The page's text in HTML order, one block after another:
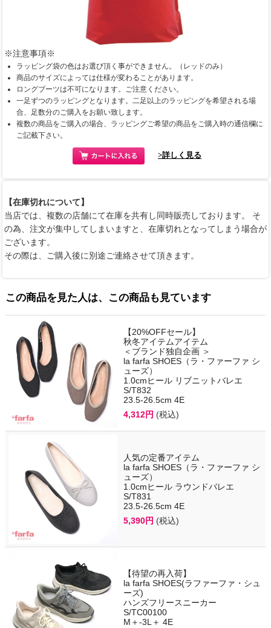
※注意事項※
ラッピング袋の色はお選び頂く事ができません。（レッドのみ）
商品のサイズによっては仕様が変わることがあります。
ロングブーツは不可になります。ご注意ください。
一足ずつのラッピングとなります。二足以上のラッピングを希望される場
合、足数分のご購入をお願い致します。
複数の商品をご購入の場合、ラッピングご希望の商品をご購入時の通信欄に
ご記載下さい。
>詳しく見る
【在庫切れについて】
当店では、複数の店舗にて在庫を共有し同時販売しております。 そ
の為、注文が集中してしまいますと、在庫切れとなってしまう場合が
ございます。
その際は、ご購入後に別途ご連絡させて頂きます。
この商品を見た人は、この商品も見ています
【20%OFFセール】
秋冬アイテムアイテム
＜ブランド独自企画 ＞
la farfa SHOES（ラ・ファーファ シ
ューズ）
1.0cmヒール リブニットバレエ
S/T832
23.5-26.5cm 4E
4,312円 (税込)
人気の定番アイテム
la farfa SHOES（ラ・ファーファ シ
ューズ）
1.0cmヒール ラウンドバレエ
S/T831
23.5-26.5cm 4E
5,390円 (税込)
【待望の再入荷】
la farfa SHOES(ラファーファ・シュ
ーズ)
ハンズフリースニーカー
S/TC00100
M＋-3L＋ 4E